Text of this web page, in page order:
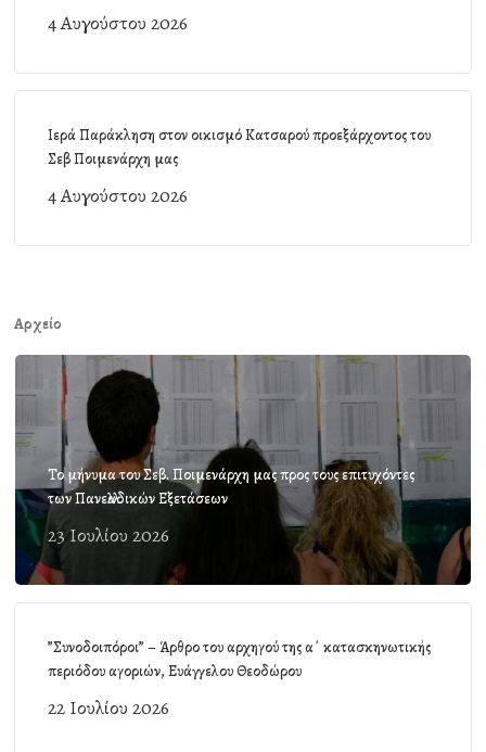
4 Αυγούστου 2026
Ιερά Παράκληση στον οικισμό Κατσαρού προεξάρχοντος του
Σεβ Ποιμενάρχη μας
4 Αυγούστου 2026
Αρχείο
Το μήνυμα του Σεβ. Ποιμενάρχη μας προς τους επιτυχόντες
των Πανελλαδικών Εξετάσεων
23 Ιουλίου 2026
”Συνοδοιπόροι” – Άρθρο του αρχηγού της α΄ κατασκηνωτικής
περιόδου αγοριών, Ευάγγελου Θεοδώρου
22 Ιουλίου 2026